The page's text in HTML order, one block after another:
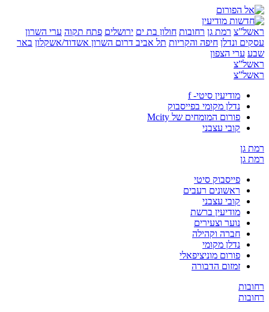
רמת גן רחובות חולון בת ים ירושלים פתח תקוה ערי השרון
ונדלן חיפה והקריות תל אביבדרום השרון אשדוד/אשקלון באר
ערי הצפון
מודיעין סיטי- f
נדלן מקומי בפייסבוק
פורום המומחים של Mcity
קובי עצבני
פייסבוק סיטי
ראשונים רעבים
קובי עצבני
מודיעין ברשת
נוער וצעירים
חברה וקהילה
נדלן מקומי
פורום מוניציפאלי
זמזום הדבורה